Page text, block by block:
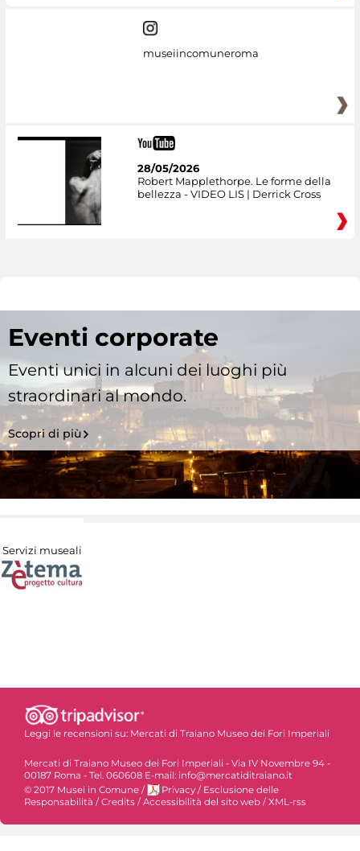
museiincomuneroma
28/05/2026
Robert Mapplethorpe. Le forme della
bellezza - VIDEO LIS | Derrick Cross
Eventi corporate
Eventi unici in alcuni dei luoghi più
straordinari al mondo.
Scopri di più
Servizi museali
Leggi le recensioni su: Mercati di Traiano Museo dei Fori Imperiali
Mercati di Traiano Museo dei Fori Imperiali - Via IV Novembre 94 -
00187 Roma - Tel. 060608 E-mail: info@mercatiditraiano.it
© 2017 Musei in Comune / Privacy / Esclusione delle
Responsabilità /Credits /Accessibilità del sito web /XML-rss